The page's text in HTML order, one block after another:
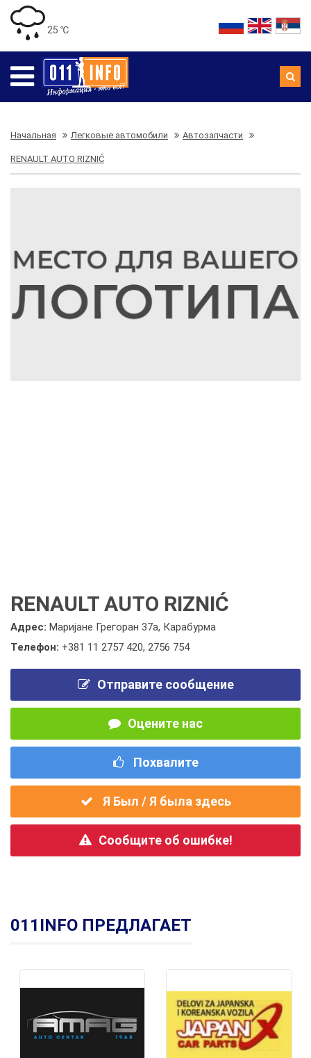
25 ℃
Начальная Легковые автомобили Автозапчасти
RENAULT AUTO RIZNIĆ
RENAULT AUTO RIZNIĆ
Адрес: Маријане Грегоран 37а, Карабурма
Телефон: +381 11 2757 420, 2756 754
Отправите сообщение
Оцените нас
Похвалите
Я Был / Я была здесь
Сообщите об ошибке!
011INFO ПРЕДЛАГАЕТ